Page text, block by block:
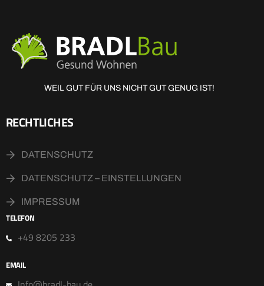
WEIL GUT FÜR UNS NICHT GUT GENUG IST!
RECHTLICHES
DATENSCHUTZ
DATENSCHUTZ – EINSTELLUNGEN
IMPRESSUM
TELEFON
+49 8205 233
EMAIL